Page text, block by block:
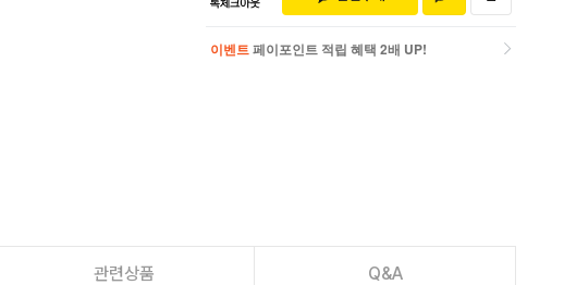
이벤트 페이포인트 적립 혜택 2배 UP!
관련상품 Q&A